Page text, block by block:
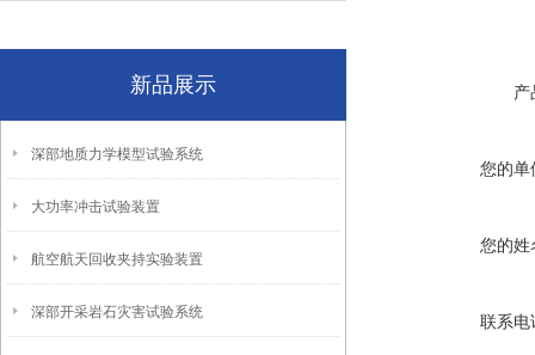
新品展示
深部地质力学模型试验系统
大功率冲击试验装置
航空航天回收夹持实验装置
深部开采岩石灾害试验系统
产
您的单
您的姓
联系电